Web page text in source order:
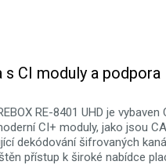
CI moduly a podpora
RE-8401 UHD je vybaven
CI+ moduly, jako jsou
dekódování šifrovaných
přístup k široké nabídce